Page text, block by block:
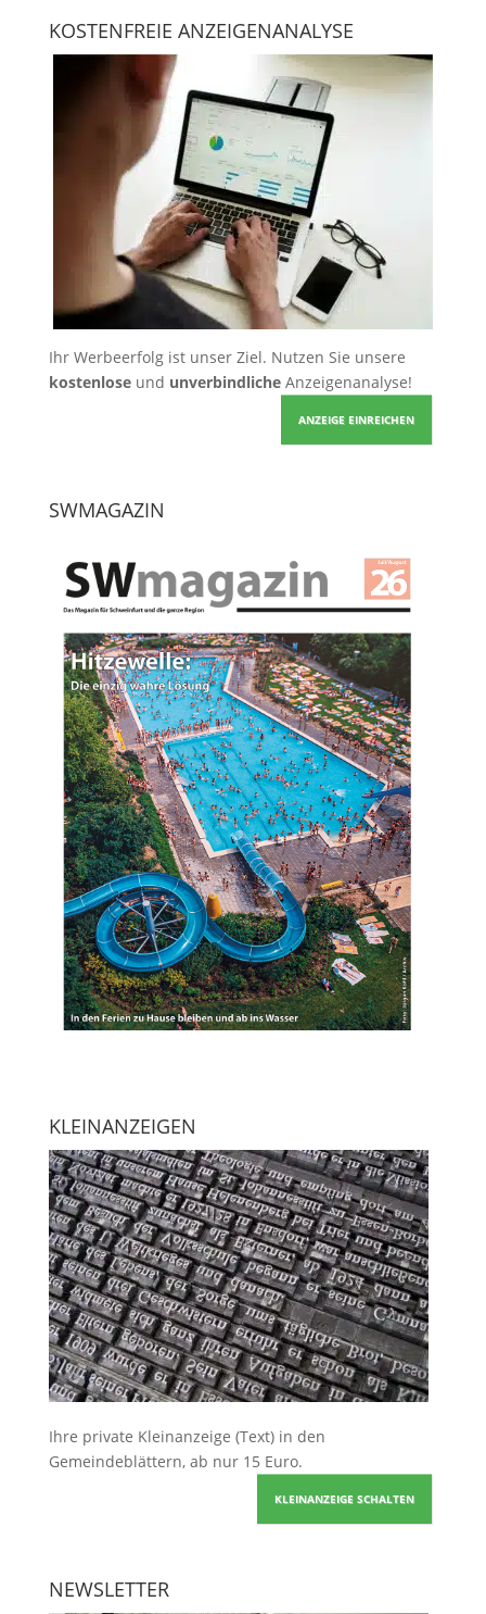
KOSTENFREIE ANZEIGENANALYSE
Ihr Werbeerfolg ist unser Ziel. Nutzen Sie unsere
kostenloseund unverbindlicheAnzeigenanalyse!
ANZEIGE EINREICHEN
SWMAGAZIN
KLEINANZEIGEN
Ihre private Kleinanzeige (Text) in den
Gemeindeblättern, ab nur 15 Euro.
KLEINANZEIGE SCHALTEN
NEWSLETTER